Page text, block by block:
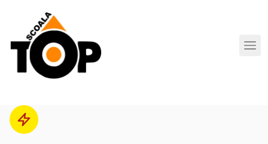
Scoala de Soferi TOP navigation